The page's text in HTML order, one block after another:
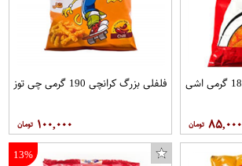
اسنک پنیری کلاسیک 185 گرمی اشی
۸۵,۰۰۰
فلفلی بزرگ کرانچی 190 گرمی چی توز
۱۰۰,۰۰۰
13%